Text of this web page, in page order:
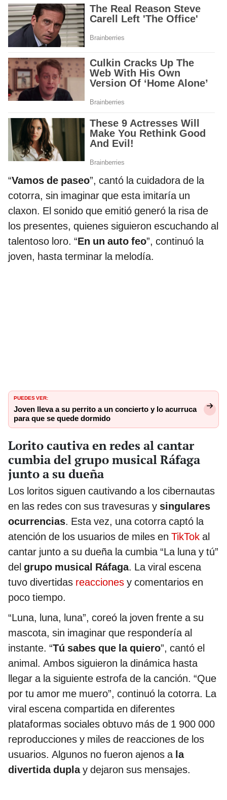
“Vamos de paseo”, cantó la cuidadora de la
cotorra, sin imaginar que esta imitaría un
claxon. El sonido que emitió generó la risa de
los presentes, quienes siguieron escuchando al
talentoso loro. “En un auto feo”, continuó la
joven, hasta terminar la melodía.
PUEDES VER:
Joven lleva a su perrito a un concierto y lo acurruca
para que se quede dormido
Lorito cautiva en redes al cantar
cumbia del grupo musical Ráfaga
junto a su dueña
Los loritos siguen cautivando a los cibernautas
en las redes con sus travesuras y singulares
ocurrencias. Esta vez, una cotorra captó la
atención de los usuarios de miles en TikTok al
cantar junto a su dueña la cumbia “La luna y tú”
del grupo musical Ráfaga. La viral escena
tuvo divertidas reacciones y comentarios en
poco tiempo.
“Luna, luna, luna”, coreó la joven frente a su
mascota, sin imaginar que respondería al
instante. “Tú sabes que la quiero”, cantó el
animal. Ambos siguieron la dinámica hasta
llegar a la siguiente estrofa de la canción. “Que
por tu amor me muero”, continuó la cotorra. La
viral escena compartida en diferentes
plataformas sociales obtuvo más de 1 900 000
reproducciones y miles de reacciones de los
usuarios. Algunos no fueron ajenos a la
divertida duplay dejaron sus mensajes.